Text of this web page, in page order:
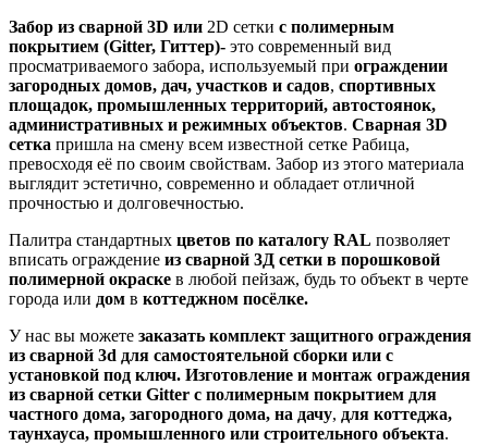
Забор из сварной 3D или 2D сетки с полимерным
покрытием (Gitter, Гиттер)- это современный вид
просматриваемого забора, используемый при ограждении
загородных домов, дач, участков и садов, спортивных
площадок, промышленных территорий, автостоянок,
административных и режимных объектов. Сварная 3D
сетка пришла на смену всем известной сетке Рабица,
превосходя её по своим свойствам. Забор из этого материала
выглядит эстетично, современно и обладает отличной
прочностью и долговечностью.
Палитра стандартных цветов по каталогу RAL позволяет
вписать ограждение из сварной 3Д сетки в порошковой
полимерной окраске в любой пейзаж, будь то объект в черте
города или дом в коттеджном посёлке.
У нас вы можете заказать комплект защитного ограждения
из сварной 3d для самостоятельной сборки или с
установкой под ключ. Изготовление и монтаж ограждения
из сварной сетки Gitter с полимерным покрытием для
частного дома, загородного дома, на дачу, для коттеджа,
таунхауса, промышленного или строительного объекта.